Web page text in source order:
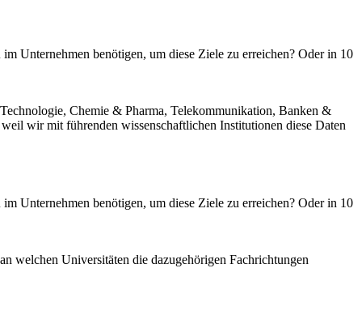
Unternehmen benötigen, um diese Ziele zu erreichen? Oder in 10
Chemie & Pharma, Telekommunikation, Banken &
wir mit führenden wissenschaftlichen Institutionen diese Daten
Unternehmen benötigen, um diese Ziele zu erreichen? Oder in 10
welchen Universitäten die dazugehörigen Fachrichtungen